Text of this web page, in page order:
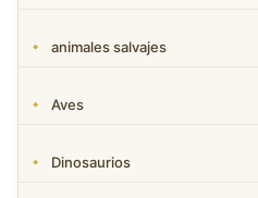
animales salvajes
Aves
Dinosaurios